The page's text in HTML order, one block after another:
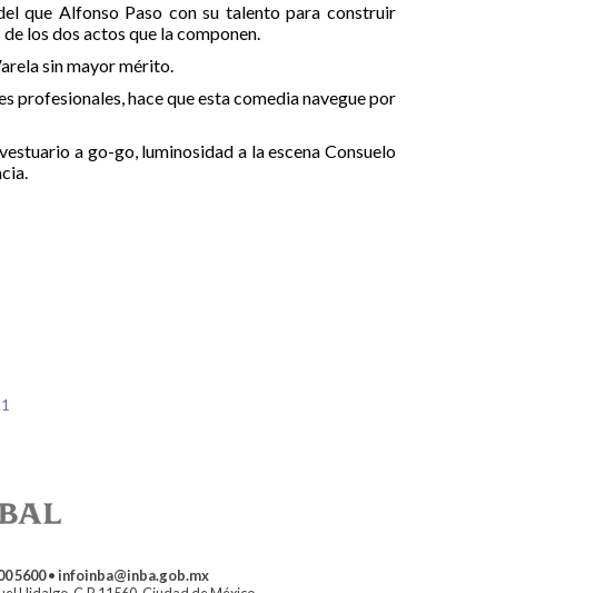
que Alfonso Paso con su talento para construir
los dos actos que la componen.
sin mayor mérito.
profesionales, hace que esta comedia navegue por
a go-go, luminosidad a la escena Consuelo
5600•infoinba@inba.gob.mx